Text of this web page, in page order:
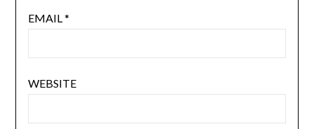
EMAIL*
WEBSITE